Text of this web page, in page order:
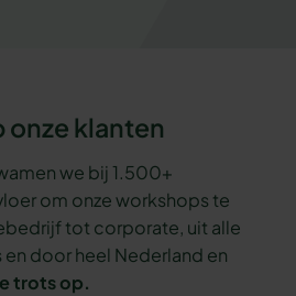
onze klanten
we bij 1.500+
om onze workshops te
tot corporate, uit alle
door heel Nederland en
trots op.